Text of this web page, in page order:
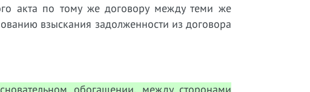
акта по тому же договору между теми же
взыскания задолженности из договора